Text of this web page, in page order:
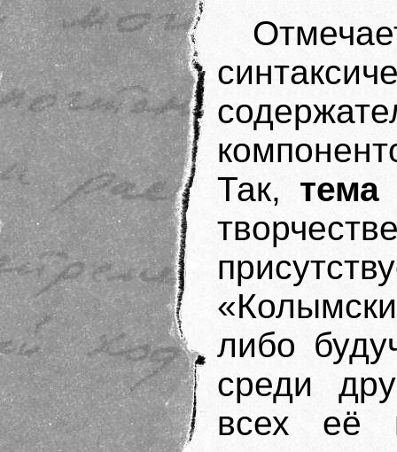
Так, тема
либо
среди
всех её